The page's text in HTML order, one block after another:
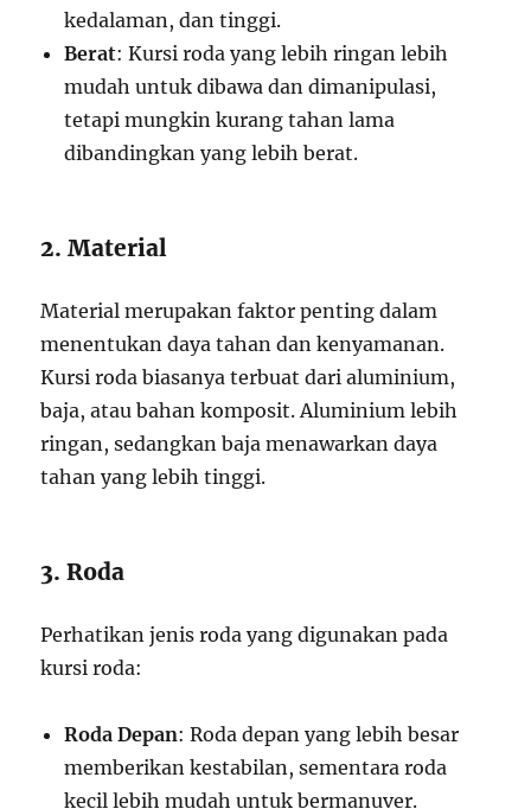
kedalaman, dan tinggi.
Berat: Kursi roda yang lebih ringan lebih
mudah untuk dibawa dan dimanipulasi,
tetapi mungkin kurang tahan lama
dibandingkan yang lebih berat.
2. Material
Material merupakan faktor penting dalam
menentukan daya tahan dan kenyamanan.
Kursi roda biasanya terbuat dari aluminium,
baja, atau bahan komposit. Aluminium lebih
ringan, sedangkan baja menawarkan daya
tahan yang lebih tinggi.
3. Roda
Perhatikan jenis roda yang digunakan pada
kursi roda:
Roda Depan: Roda depan yang lebih besar
memberikan kestabilan, sementara roda
kecil lebih mudah untuk bermanuver.